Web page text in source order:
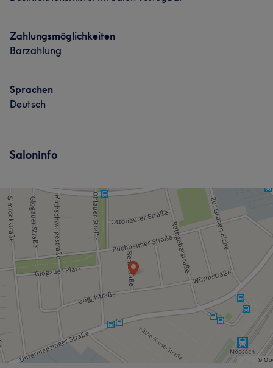
Zahlungsmöglichkeiten
Barzahlung
Sprachen
Deutsch
Saloninfo